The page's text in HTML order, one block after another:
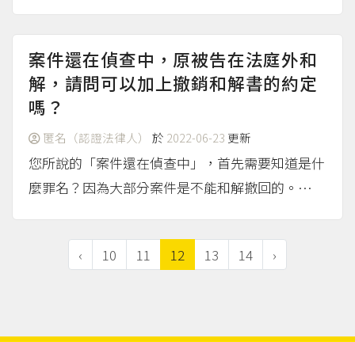
打給承辦股書記官詢問（不過書記官不一定下...
（more...）
案件還在偵查中，原被告在法庭外和
解，請問可以加上撤銷和解書的約定
嗎？
匿名（認證法律人） 於 2022-06-23 更新
您所說的「案件還在偵查中」，首先需要知道是什
麼罪名？因為大部分案件是不能和解撤回的。
‹ 10 11 12 13 14 ›